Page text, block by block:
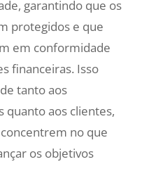
garantindo que os
protegidos e que
em conformidade
financeiras. Isso
tanto aos
quanto aos clientes,
no que
os objetivos